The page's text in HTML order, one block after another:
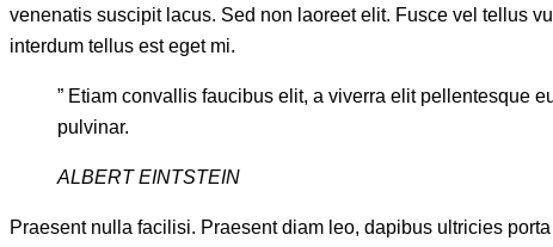
venenatis suscipit lacus. Sed non laoreet elit. Fusce vel tellus
interdum tellus est eget mi.
” Etiam convallis faucibus elit, a viverra elit pellentesque
pulvinar.
ALBERT EINTSTEIN
Praesent nulla facilisi. Praesent diam leo, dapibus ultricies